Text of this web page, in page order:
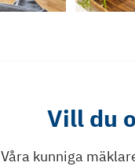
Vill du
Våra kunniga